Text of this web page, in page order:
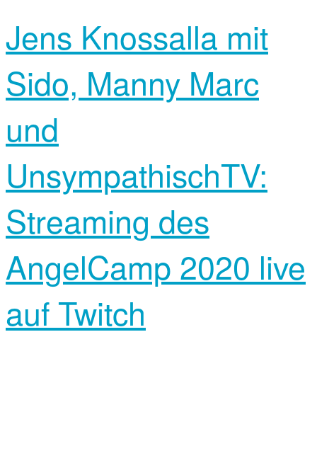
Jens Knossalla mit
Sido, Manny Marc
und
UnsympathischTV:
Streaming des
AngelCamp 2020 live
auf Twitch